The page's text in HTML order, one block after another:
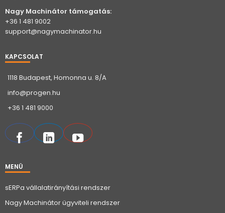
Nagy Machinátor támogatás:
+36 1 481 9002
support@nagymachinator.hu
KAPCSOLAT
1118 Budapest, Homonna u. 8/A
info@progen.hu
+36 1 481 9000
MENÜ
sERPa vállalatirányítási rendszer
Nagy Machinátor ügyviteli rendszer